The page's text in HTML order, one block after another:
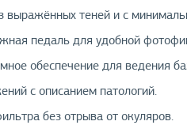
выражённых теней и с
педаль для удобной
обеспечение для ведения
с описанием патологий.
без отрыва от окуляров.